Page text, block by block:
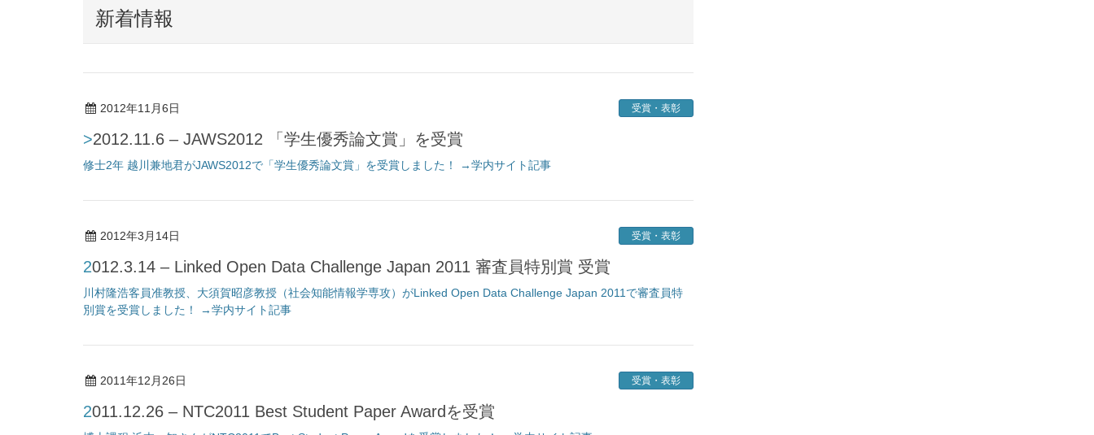
新着情報
2012年11月6日 受賞・表彰
>2012.11.6 – JAWS2012 「学生優秀論文賞」を受賞
修士2年 越川兼地君がJAWS2012で「学生優秀論文賞」を受賞しました！ →学内サイト記事
2012年3月14日 受賞・表彰
2012.3.14 – Linked Open Data Challenge Japan 2011 審査員特別賞 受賞
川村隆浩客員准教授、大須賀昭彦教授（社会知能情報学専攻）がLinked Open Data Challenge Japan 2011で審査員特
別賞を受賞しました！ →学内サイト記事
2011年12月26日 受賞・表彰
2011.12.26 – NTC2011 Best Student Paper Awardを受賞